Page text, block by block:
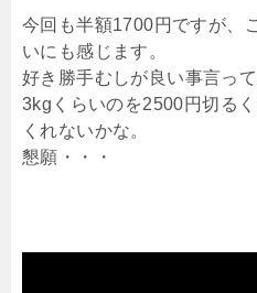
今回も半額1700円ですが、
いにも感じます。
好き勝手むしが良い事言っ
3kgくらいのを2500円切る
くれないかな。
懇願・・・